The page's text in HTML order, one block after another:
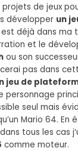
projets de jeux
développer un
déjà dans ma
et le
ou son
pas dans
jeu de
personnage
seul mais
Mario 64. En
tous les cas
comme moteur.